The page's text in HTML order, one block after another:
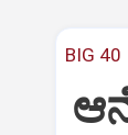
BIG 40